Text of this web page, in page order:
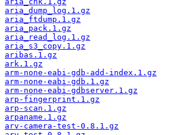
aria_dump_log.1.gz
aria_ftdump.1.gz
aria_pack.1.gz
aria_read_log.1.gz
aria_s3_copy.1.gz
aribas.1.gz
ark.1.gz
arm-none-eabi-gdb-add-index.1.gz
arm-none-eabi-gdb.1.gz
arm-none-eabi-gdbserver.1.gz
arp-fingerprint.1.gz
arp-scan.1.gz
arpaname.1.gz
arv-camera-test-0.8.1.gz